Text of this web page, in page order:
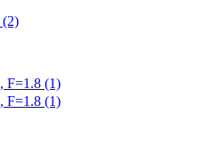
(2)
F=1.8 (1)
F=1.8 (1)